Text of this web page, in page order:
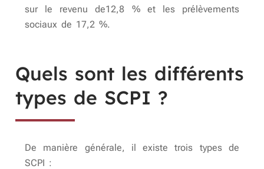
sur le revenu de12,8 % et les prélèvements
sociaux de 17,2 %.
Quels sont les différents
types de SCPI ?
De manière générale, il existe trois types de
SCPI :